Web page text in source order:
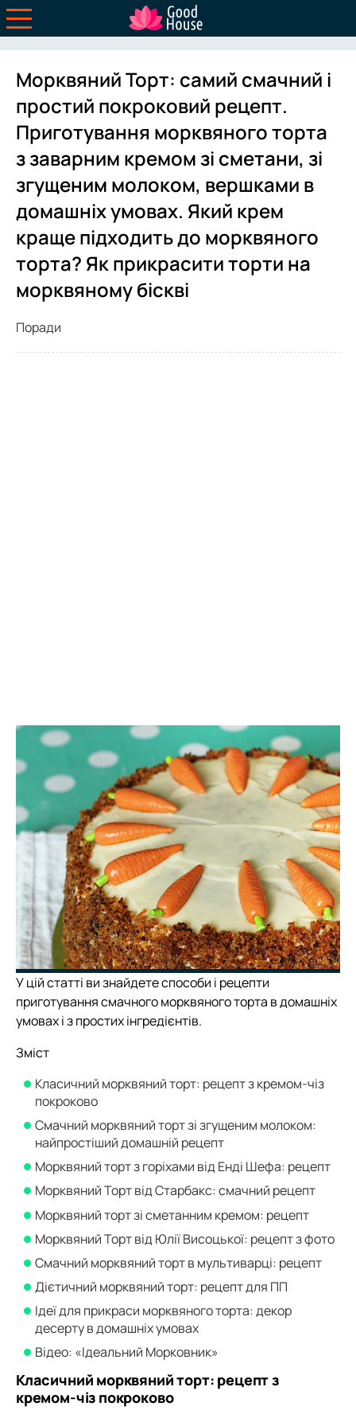
Морквяний Торт: самий смачний і
простий покроковий рецепт.
Приготування морквяного торта
з заварним кремом зі сметани, зі
згущеним молоком, вершками в
домашніх умовах. Який крем
краще підходить до морквяного
торта? Як прикрасити торти на
морквяному біскві
Поради
У цій статті ви знайдете способи і рецепти
приготування смачного морквяного торта в домашніх
умовах і з простих інгредієнтів.
Зміст
Класичний морквяний торт: рецепт з кремом-чіз
покроково
Смачний морквяний торт зі згущеним молоком:
найпростіший домашній рецепт
Морквяний торт з горіхами від Енді Шефа: рецепт
Морквяний Торт від Старбакс: смачний рецепт
Морквяний торт зі сметанним кремом: рецепт
Морквяний Торт від Юлії Висоцької: рецепт з фото
Смачний морквяний торт в мультиварці: рецепт
Дієтичний морквяний торт: рецепт для ПП
Ідеї для прикраси морквяного торта: декор
десерту в домашніх умовах
Відео: «Ідеальний Морковник»
Класичний морквяний торт: рецепт з
кремом-чіз покроково